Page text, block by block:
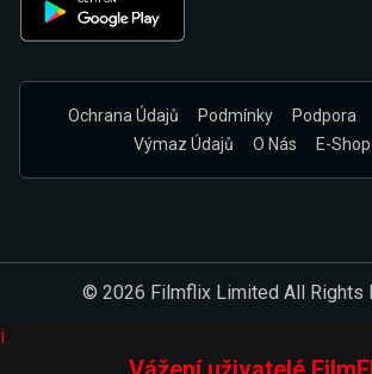
Ochrana Údajů Podmínky Podpora
Výmaz Údajů
O Nás E-Shop
© 2026 Filmflix Limited All Rights
i